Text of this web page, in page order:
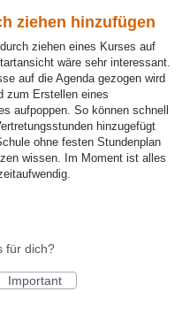
ziehen hinzufügen
ziehen eines Kurses auf
wäre sehr interessant.
auf die Agenda gezogen wird
zum Erstellen eines
aufpoppen. So können schnell
hinzugefügt
ohne festen Stundenplan
wissen. Im Moment ist alles
für dich?
Important